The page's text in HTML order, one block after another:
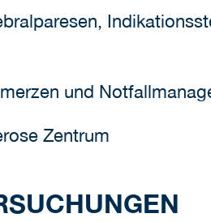
und
Zentrum